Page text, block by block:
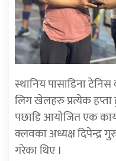
स्थानिय पासाडिना
लिग खेलहरु प्रत्येक
पछाडि आयोजित एक
क्लवका अध्यक्ष दिपेन्द्र
गरेका थिए ।